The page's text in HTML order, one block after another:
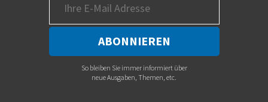
So bleiben Sie immer informiert über
neue Ausgaben, Themen, etc.